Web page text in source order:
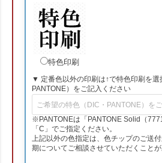
特色印刷
▼ 定番色以外の印刷は↑で特色印刷を選
PANTONE）をご記入ください
※PANTONEは「PANTONE Solid（
「C」でご指定ください。
上記以外の色指定は、色チップのご送
期についてご相談させていただくことが